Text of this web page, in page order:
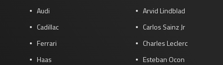
Audi
Cadillac
Ferrari
Haas
Arvid Lindblad
Carlos Sainz Jr
Charles Leclerc
Esteban Ocon